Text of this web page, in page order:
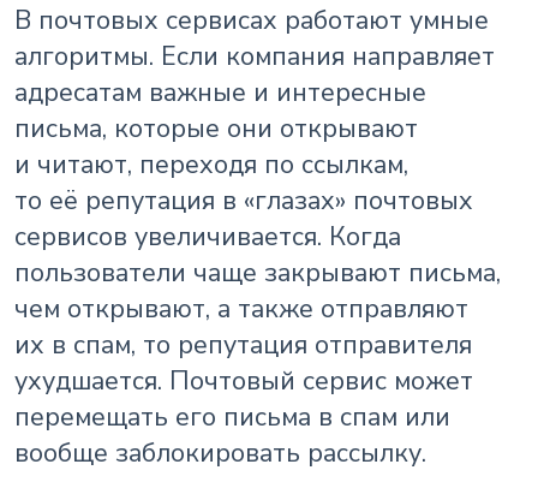
В почтовых сервисах работают умные
алгоритмы. Если компания направляет
адресатам важные и интересные
письма, которые они открывают
и читают, переходя по ссылкам,
то её репутация в «глазах» почтовых
сервисов увеличивается. Когда
пользователи чаще закрывают письма,
чем открывают, а также отправляют
их в спам, то репутация отправителя
ухудшается. Почтовый сервис может
перемещать его письма в спам или
вообще заблокировать рассылку.